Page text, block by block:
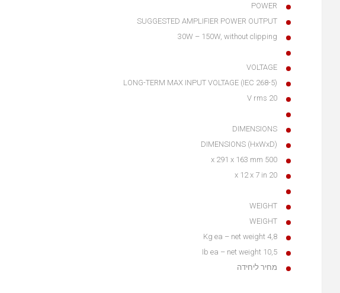
POWER
SUGGESTED AMPLIFIER POWER OUTPUT
30W – 150W, without clipping
VOLTAGE
LONG-TERM MAX INPUT VOLTAGE (IEC 268-5)
20 V rms
DIMENSIONS
DIMENSIONS (HxWxD)
500 x 291 x 163 mm
20 x 12 x 7 in
WEIGHT
WEIGHT
4,8 Kg ea – net weight
10,5 Ib ea – net weight
מחיר ליחידה